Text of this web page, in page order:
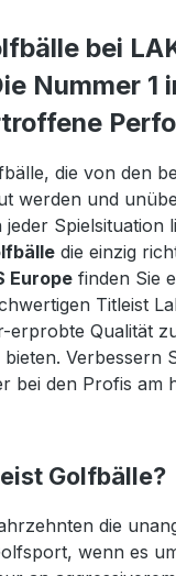
bei
Nummer 1
die von den
werden und
Spielsituation
die einzig
Europe finden Sie
Titleist
erprobte Qualität
Verbessern
bei den Profis am
Golfbälle?
die
wenn es